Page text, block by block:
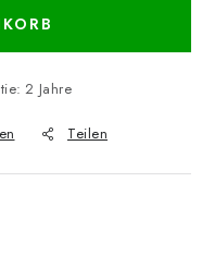
: 2 Jahre
Teilen